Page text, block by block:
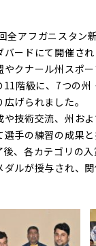
全アフガニスタン
ードにて開催され
クナール州スポ
11階級に、7つの州
げられました。
技術交流、州お
手の練習の成果
、各カテゴリの
ルが授与され、